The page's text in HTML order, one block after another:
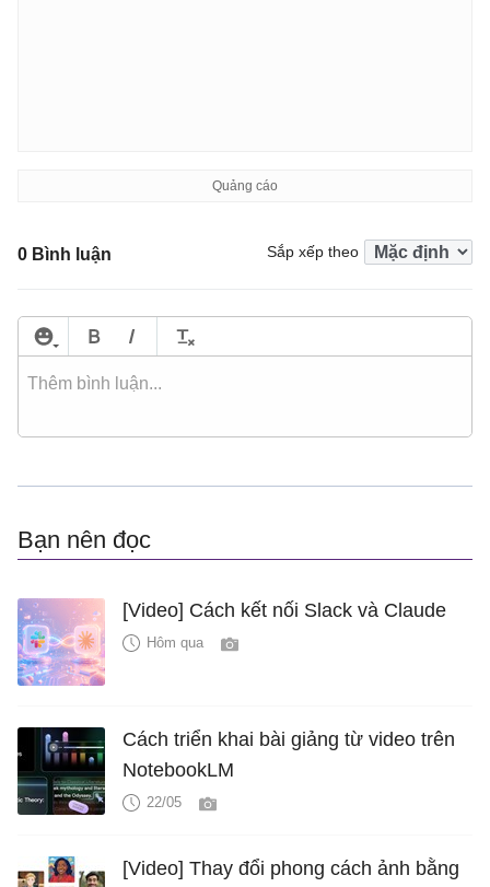
0 Bình luận Sắp xếp theo
Bạn nên đọc
[Video] Cách kết nối Slack và Claude
Hôm qua
Cách triển khai bài giảng từ video trên
NotebookLM
22/05
[Video] Thay đổi phong cách ảnh bằng